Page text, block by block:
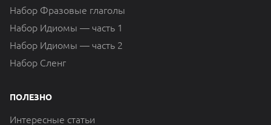
Набор Фразовые глаголы
Набор Идиомы — часть 1
Набор Идиомы — часть 2
Набор Сленг
ПОЛЕЗНО
Интересные статьи